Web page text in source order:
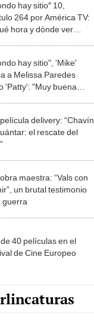
hay sitio″ 10,
264 por América TV:
hora y dónde ver
hay sitio", 'Mike'
a Melissa Paredes
'Patty': "Muy buena
delivery: “Chavín
el rescate del
maestra: “Vals con
un brutal testimonio
guerra
40 películas en el
de Cine Europeo